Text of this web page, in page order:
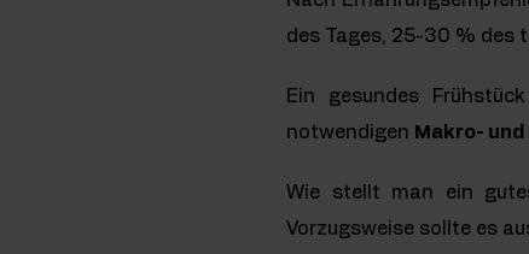
des Tages, 25-30 % des
Ein gesundes
notwendigen Makro-
Wie stellt man ein
Vorzugsweise sollte es